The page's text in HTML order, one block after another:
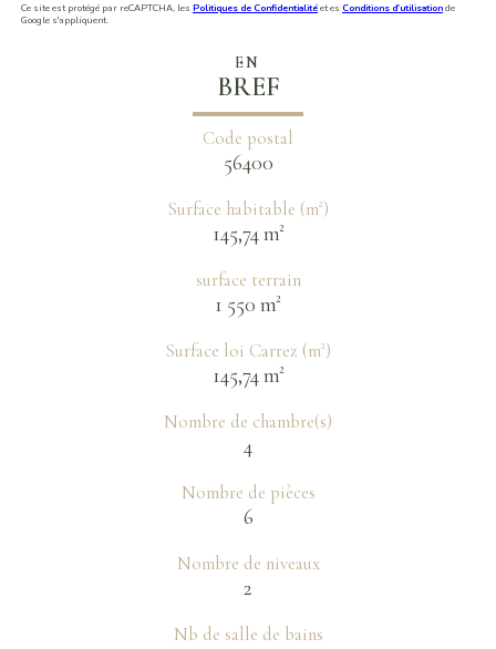
Ce site est protégé par reCAPTCHA, les Politiques de Confidentialitéet es Conditions d'utilisationde
Google s'appliquent.
EN
BREF
Code postal
56400
Surface habitable (m²)
145,74 m²
surface terrain
1 550 m²
Surface loi Carrez (m²)
145,74 m²
Nombre de chambre(s)
4
Nombre de pièces
6
Nombre de niveaux
2
Nb de salle de bains